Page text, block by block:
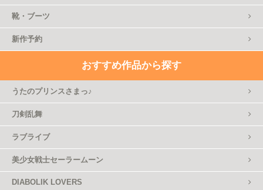
靴・ブーツ
新作予約
おすすめ作品から探す
うたのプリンスさまっ♪
刀剣乱舞
ラブライブ
美少女戦士セーラームーン
DIABOLIK LOVERS